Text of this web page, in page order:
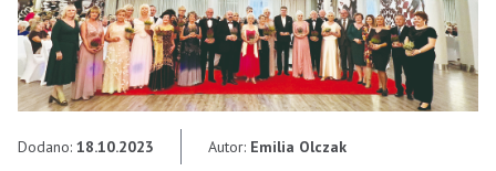
Dodano: 18.10.2023 Autor: Emilia Olczak